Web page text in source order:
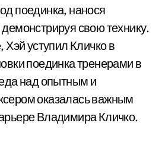
поединка, нанося
свою технику.
Хэй уступил Кличко в
поединка тренерами в
над опытным и
оказалась важным
Владимира Кличко.